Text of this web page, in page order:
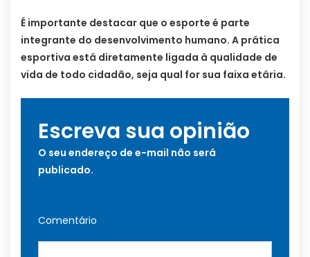
É importante destacar que o esporte é parte
integrante do desenvolvimento humano. A prática
esportiva está diretamente ligada à qualidade de
vida de todo cidadão, seja qual for sua faixa etária.
Escreva sua opinião
O seu endereço de e-mail não será
publicado.
Comentário